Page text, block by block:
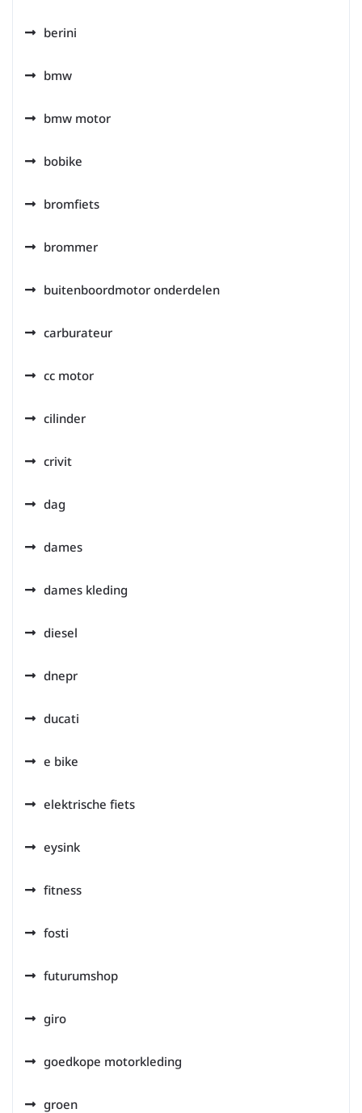
berini
bmw
bmw motor
bobike
bromfiets
brommer
buitenboordmotor onderdelen
carburateur
cc motor
cilinder
crivit
dag
dames
dames kleding
diesel
dnepr
ducati
e bike
elektrische fiets
eysink
fitness
fosti
futurumshop
giro
goedkope motorkleding
groen